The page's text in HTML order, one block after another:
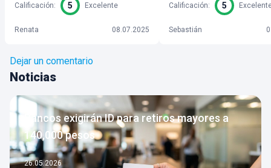
Calificación: 5 Excelente
Renata 08.07.2025
Calificación: 5
Sebastián
Dejar un comentario
Noticias
Bancos exigirán ID para retiros mayores a
140,000 pesos
26.05.2026